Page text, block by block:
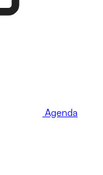
Agenda